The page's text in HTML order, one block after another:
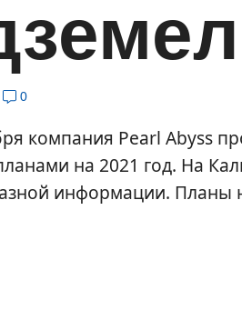
0
компания Pearl Abyss
на 2021 год. На
информации. Планы